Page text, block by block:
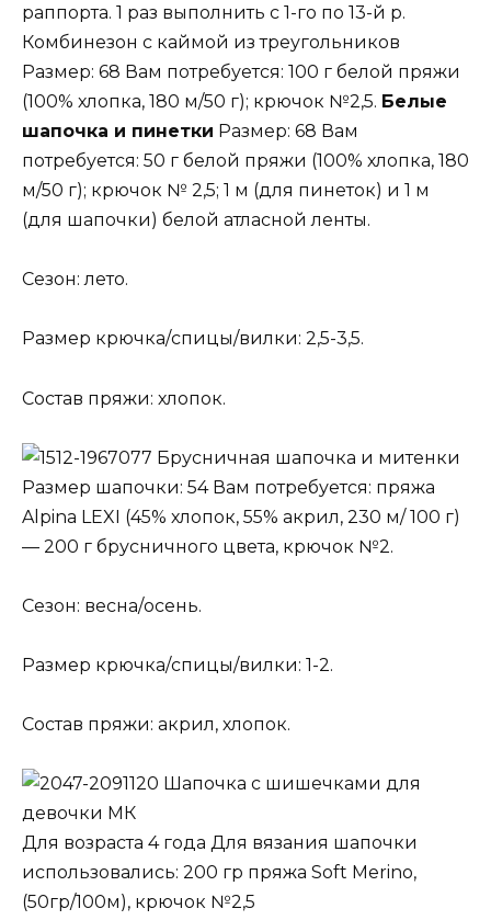
раппорта. 1 раз выполнить с 1-го по 13-й р.
Комбинезон с каймой из треугольников
Размер: 68 Вам потребуется: 100 г белой пряжи
(100% хлопка, 180 м/50 г); крючок №2,5. Белые
шапочка и пинетки Размер: 68 Вам
потребуется: 50 г белой пряжи (100% хлопка, 180
м/50 г); крючок № 2,5; 1 м (для пинеток) и 1 м
(для шапочки) белой атласной ленты.
Сезон: лето.
Размер крючка/спицы/вилки: 2,5-3,5.
Состав пряжи: хлопок.
Брусничная шапочка и митенки
Размер шапочки: 54 Вам потребуется: пряжа
Alpina LEXI (45% хлопок, 55% акрил, 230 м/ 100 г)
— 200 г брусничного цвета, крючок №2.
Сезон: весна/осень.
Размер крючка/спицы/вилки: 1-2.
Состав пряжи: акрил, хлопок.
Шапочка с шишечками для
девочки МК
Для возраста 4 года Для вязания шапочки
использовались: 200 гр пряжа Soft Merino,
(50гр/100м), крючок №2,5